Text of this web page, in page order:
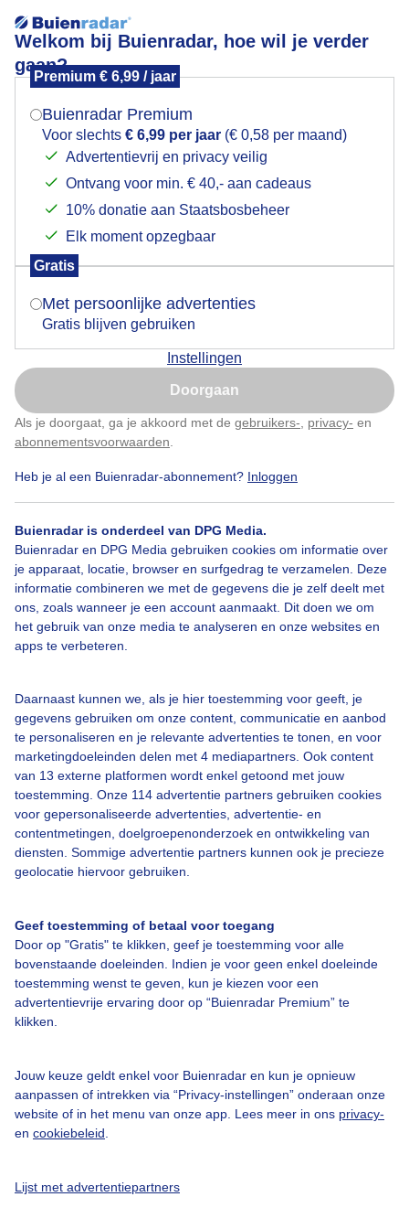
Welkom bij Buienradar, hoe wil je verder
gaan?
Premium € 6,99 / jaar
Buienradar Premium
Voor slechts € 6,99 per jaar (€ 0,58 per maand)
Advertentievrij en privacy veilig
Ontvang voor min. € 40,- aan cadeaus
10% donatie aan Staatsbosbeheer
Elk moment opzegbaar
Gratis
Met persoonlijke advertenties
Gratis blijven gebruiken
Instellingen
Doorgaan
Als je doorgaat, ga je akkoord met de gebruikers- privacy- en
abonnementsvoorwaarden
Heb je al een Buienradar-abonnement? Inloggen
Buienradar is onderdeel van DPG Media.
Buienradar en DPG Media gebruiken cookies om informatie over
je apparaat, locatie, browser en surfgedrag te verzamelen. Deze
informatie combineren we met de gegevens die je zelf deelt met
ons, zoals wanneer je een account aanmaakt. Dit doen we om
het gebruik van onze media te analyseren en onze websites en
apps te verbeteren.
Daarnaast kunnen we, als je hier toestemming voor geeft, je
gegevens gebruiken om onze content, communicatie en aanbod
te personaliseren en je relevante advertenties te tonen, en voor
marketingdoeleinden delen met 4 mediapartners. Ook content
van 13 externe platformen wordt enkel getoond met jouw
toestemming. Onze 114 advertentie partners gebruiken cookies
voor gepersonaliseerde advertenties, advertentie- en
contentmetingen, doelgroepenonderzoek en ontwikkeling van
diensten. Sommige advertentie partners kunnen ook je precieze
geolocatie hiervoor gebruiken.
Geef toestemming of betaal voor toegang
Door op "Gratis" te klikken, geef je toestemming voor alle
bovenstaande doeleinden. Indien je voor geen enkel doeleinde
toestemming wenst te geven, kun je kiezen voor een
advertentievrije ervaring door op “Buienradar Premium” te
klikken.
Jouw keuze geldt enkel voor Buienradar en kun je opnieuw
aanpassen of intrekken via “Privacy-instellingen” onderaan onze
website of in het menu van onze app. Lees meer in ons privacy-
en cookiebeleid
Lijst met advertentiepartners
-1 uur +3 uur
−
00:00
00:00 00:55 01:50
Neerslag
Nu Zwaar
23:45 00:15 00:45 01:15 01:45 02:15
Mijn locaties
Over Buienradar
Veelgestelde vragen
Contact
Mogen we je locatie gebruiken voor het
Indien je hier nog geen akkoord op hebt gegeven,
verschijnt er zo een pop-up uit je browser waarin
Is goed, toon de popup
Nu niet, misschien later
Klik hierom dit aan te passen